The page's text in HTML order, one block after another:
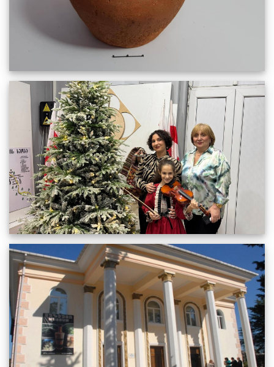
ბავშვური ფანტაზია, ფერების მრავალფეროვნება და
წინასაახალწლო განწყობა
20.12.2025 721 სრულიად
ჩვენი მუზეუმი 13 წლისაა
18.10.2025 710 სრულიად